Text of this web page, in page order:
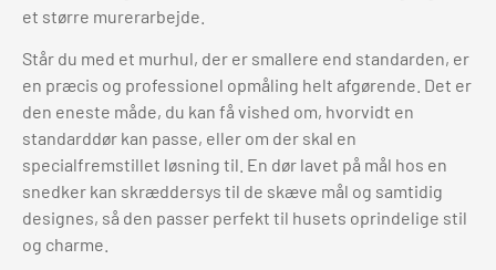
et større murerarbejde.
Står du med et murhul, der er smallere end standarden, er
en præcis og professionel opmåling helt afgørende. Det er
den eneste måde, du kan få vished om, hvorvidt en
standarddør kan passe, eller om der skal en
specialfremstillet løsning til. En dør lavet på mål hos en
snedker kan skræddersys til de skæve mål og samtidig
designes, så den passer perfekt til husets oprindelige stil
og charme.